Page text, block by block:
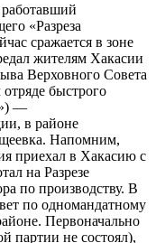
«Разреза
сражается в зоне
жителям Хакасии
Верховного Совета
быстрого
—
в районе
Напомним,
приехал в Хакасию с
на Разрезе
по производству. В
по одномандатному
Первоначально
партии не состоял),